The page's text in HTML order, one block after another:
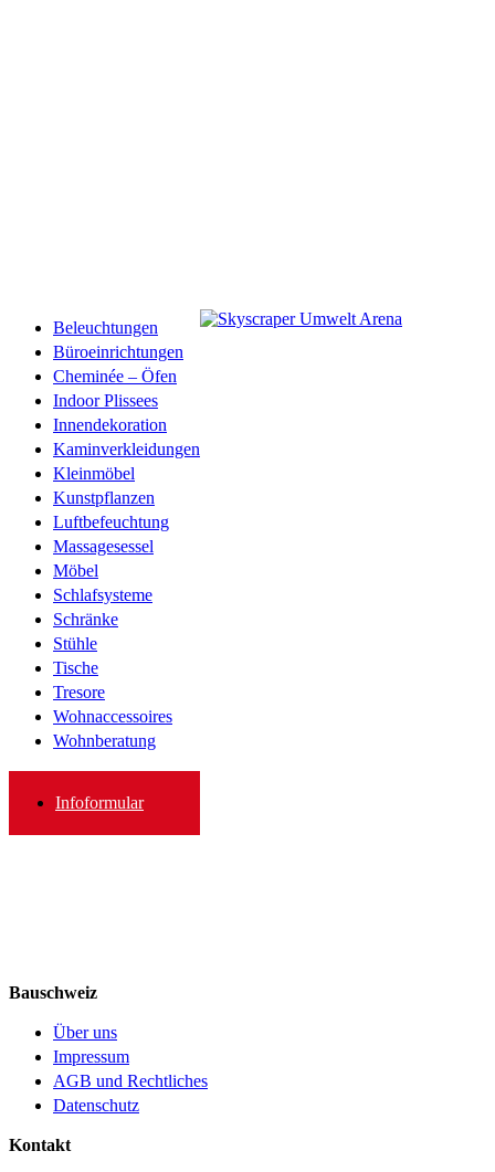
Beleuchtungen
Büroeinrichtungen
Cheminée – Öfen
Indoor Plissees
Innendekoration
Kaminverkleidungen
Kleinmöbel
Kunstpflanzen
Luftbefeuchtung
Massagesessel
Möbel
Schlafsysteme
Schränke
Stühle
Tische
Tresore
Wohnaccessoires
Wohnberatung
Infoformular
Bauschweiz
Über uns
Impressum
AGB und Rechtliches
Datenschutz
Kontakt